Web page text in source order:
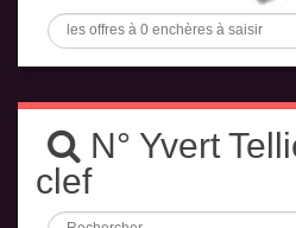
N° Yvert
clef